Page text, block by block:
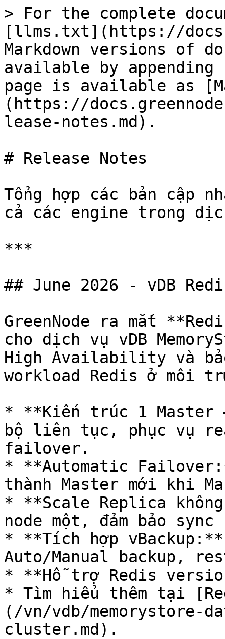
> For the complete
[llms.txt](https://
Markdown versions of
available by
page is available as
(https://
lease-notes.md).
# Release Notes
Tổng hợp các bản cập
cả các engine trong
***
## June 2026 - vDB
GreenNode ra mắt
cho dịch vụ vDB
High Availability và
workload Redis ở môi
* **Kiến trúc 1 Master
bộ liên tục, phục vụ
failover.
* **Automatic
thành Master mới khi
* **Scale Replica
node một, đảm bảo
* **Tích hợp
Auto/Manual backup,
* **Hỗ trợ Redis
* Tìm hiểu thêm tại
(/vn/vdb/memorystore-
cluster.md).